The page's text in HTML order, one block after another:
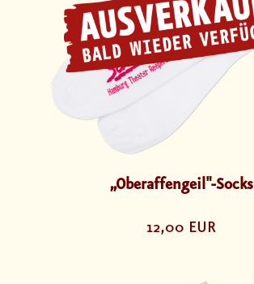
„Oberaffengeil"-Socks
12,00 EUR